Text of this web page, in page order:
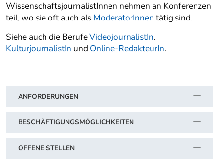
WissenschaftsjournalistInnen nehmen an Konferenzen
teil, wo sie oft auch als ModeratorInnen tätig sind.
Siehe auch die BerufeVideojournalistIn,
KulturjournalistIn und Online-RedakteurIn.
ANFORDERUNGEN
BESCHÄFTIGUNGSMÖGLICHKEITEN
OFFENE STELLEN